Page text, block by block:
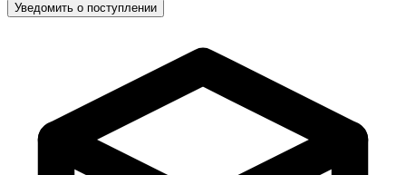
Уведомить о поступлении